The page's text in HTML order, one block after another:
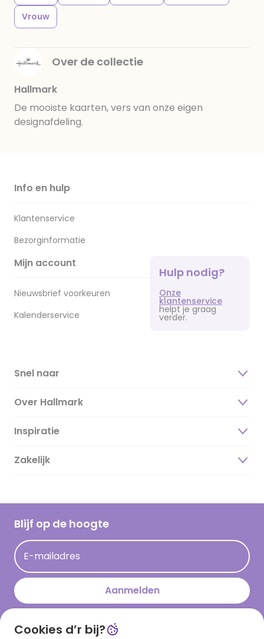
Vrouw
Over de collectie
Hallmark
De mooiste kaarten, vers van onze eigen
designafdeling.
Info en hulp
Klantenservice
Bezorginformatie
Mijn account
Nieuwsbrief voorkeuren
Kalenderservice
Hulp nodig?
Onze
klantenservice
helpt je graag
verder.
Snel naar
Over Hallmark
Over ons
Duurzaamheid
Hallmark Kaartclub
Acties
Persberichten
Hallmark en Kinderpostzegels
Inspiratie
Magazine
Cadeau inspiratie
Kaartinspiratie
Zakelijk
Blijf op de hoogte
E-mailadres
Aanmelden
Download onze app
Cookies d’r bij?